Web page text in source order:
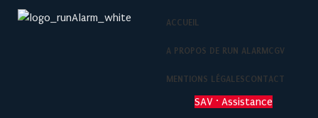
ACCUEIL
A PROPOS DE RUN ALARMCGV
MENTIONS LÉGALESCONTACT
SAV · Assistance